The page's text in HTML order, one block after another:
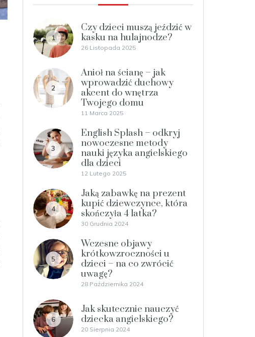
1
Czy dzieci muszą jeździć w
kasku na hulajnodze?
26 Listopada 2025
2
Anioł na ścianę – jak
wprowadzić duchowy
akcent do wnętrza
Twojego domu
11 Marca 2025
3
English Splash – odkryj
nowoczesne metody
nauki języka angielskiego
dla dzieci
12 Lutego 2025
4
Jaką zabawkę na prezent
kupić dziewczynce, która
skończyła 4 latka?
30 Grudnia 2024
5
Wczesne objawy
krótkowzroczności u
dzieci – na co zwrócić
uwagę?
28 Października 2024
6
Jak skutecznie nauczyć
dziecka angielskiego?
20 Sierpnia 2024